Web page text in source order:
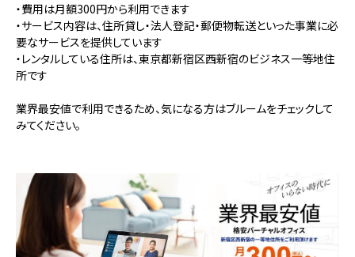
・費用は月額300円から利用できます
・サービス内容は、住所貸し・法人登記・郵便物転送といった事業に必
要なサービスを提供しています
・レンタルしている住所は、東京都新宿区西新宿のビジネス一等地住
所です
業界最安値で利用できるため、気になる方はブルームをチェックして
みてください。